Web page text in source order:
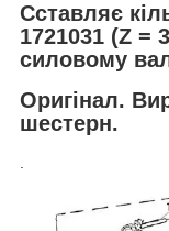
Сставляє
1721031 (Z =
силовому
Оригінал.
шестерн.